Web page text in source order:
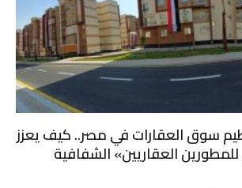
سوق العقارات في مصر.. كيف يعزز
العقاريين» الشفافية